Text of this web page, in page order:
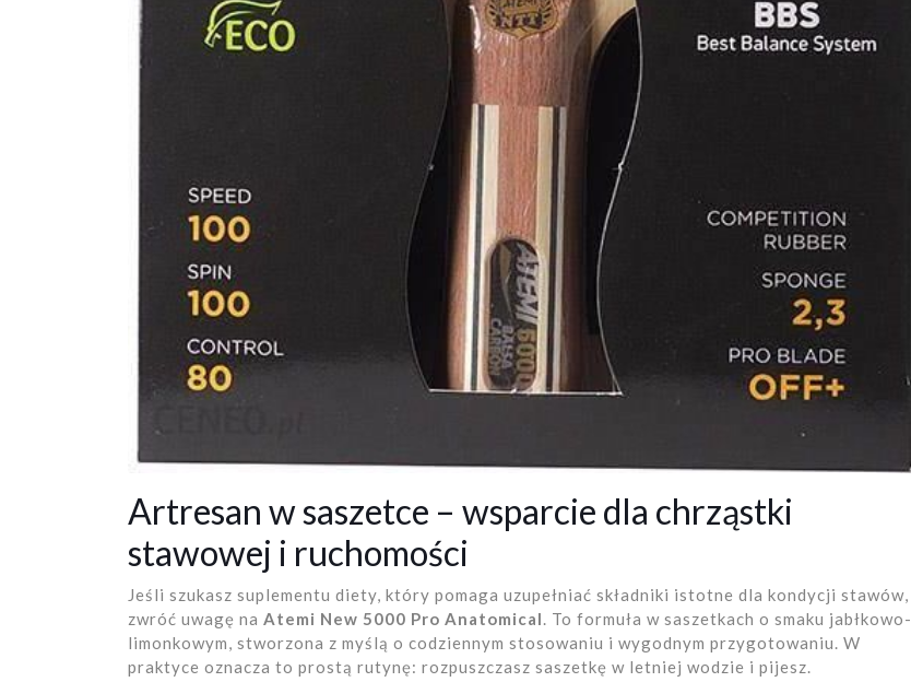
Artresan w saszetce – wsparcie dla chrząstki
stawowej i ruchomości
Jeśli szukasz suplementu diety, który pomaga uzupełniać składniki istotne dla kondycji stawów,
zwróć uwagę na Atemi New 5000 Pro Anatomical. To formuła w saszetkach o smaku jabłkowo-
limonkowym, stworzona z myślą o codziennym stosowaniu i wygodnym przygotowaniu. W
praktyce oznacza to prostą rutynę: rozpuszczasz saszetkę w letniej wodzie i pijesz.